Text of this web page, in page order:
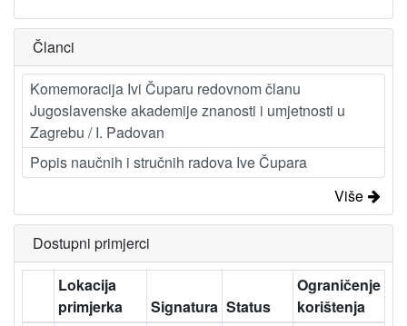
Članci
Komemoracija Ivi Čuparu redovnom članu
Jugoslavenske akademije znanosti i umjetnosti u
Zagrebu / I. Padovan
Popis naučnih i stručnih radova Ive Čupara
Više
Dostupni primjerci
Lokacija
primjerka
Signatura Status
Ograničenje
korištenja